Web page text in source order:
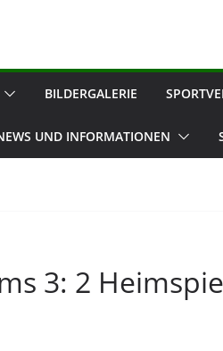
BILDERGALERIE
UND INFORMATIONEN
3: 2